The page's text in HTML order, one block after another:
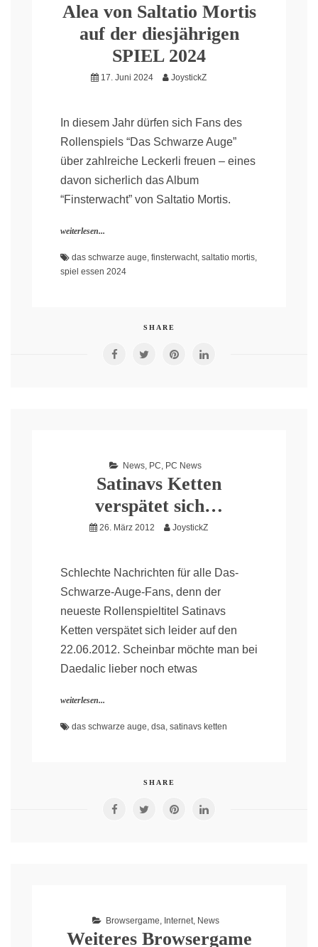
Alea von Saltatio Mortis
auf der diesjährigen
SPIEL 2024
17. Juni 2024 JoystickZ
In diesem Jahr dürfen sich Fans des
Rollenspiels “Das Schwarze Auge”
über zahlreiche Leckerli freuen – eines
davon sicherlich das Album
“Finsterwacht” von Saltatio Mortis.
weiterlesen...
das schwarze auge, finsterwacht, saltatio mortis,
spiel essen 2024
SHARE
News, PC, PC News
Satinavs Ketten
verspätet sich…
26. März 2012 JoystickZ
Schlechte Nachrichten für alle Das-
Schwarze-Auge-Fans, denn der
neueste Rollenspieltitel Satinavs
Ketten verspätet sich leider auf den
22.06.2012. Scheinbar möchte man bei
Daedalic lieber noch etwas
weiterlesen...
das schwarze auge, dsa, satinavs ketten
SHARE
Browsergame, Internet, News
Weiteres Browsergame